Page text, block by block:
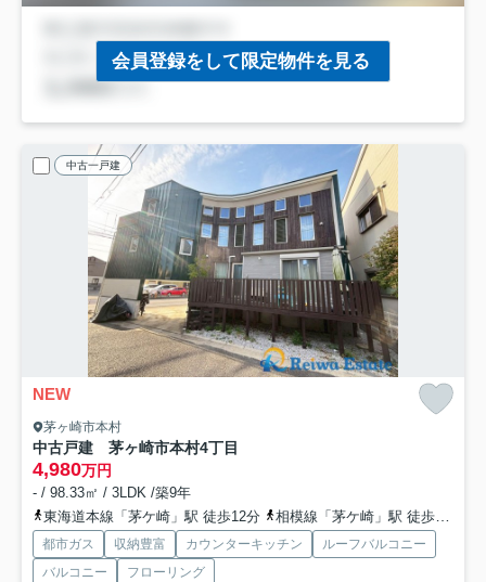
会員登録をして限定物件を見る
中古一戸建
NEW
茅ヶ崎市本村
中古戸建 茅ヶ崎市本村4丁目
4,980万円
- / 98.33㎡ / 3LDK /築9年
東海道本線「茅ケ崎」駅 徒歩12分
相模線「茅ケ崎」駅 徒歩12分
都市ガス 収納豊富 カウンターキッチン
ルーフバルコニー
バルコニー
フローリング